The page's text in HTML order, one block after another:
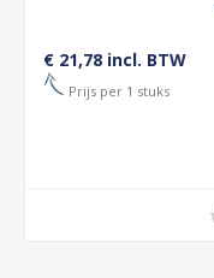
€ 21,78 incl. BTW
Prijs per 1 stuks